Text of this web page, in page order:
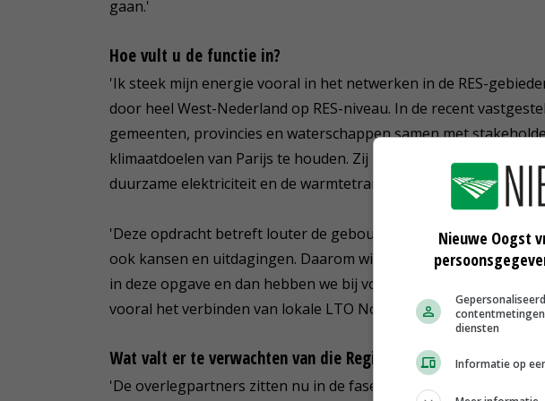
gaan.'
Hoe vult u de functie in?
'Ik steek mijn energie vooral in het netwerken in de RES-
door heel West-Nederland op RES-niveau. In de recent
gemeenten, provincies en waterschappen samen met
klimaatdoelen van Parijs te houden. Zij moeten keuzes maken
duurzame elektriciteit en de warmtetransitie in de praktijk
'Deze opdracht betreft louter de gebouwde omgeving, maar
ook kansen en uitdagingen. Daarom willen wij als LTO Noord
in deze opgave en dan hebben we bij voorkeur invloed op wat
vooral het verbinden van lokale LTO Noord-afdelingen aan de
Wat valt er te verwachten van die Regionale Energie
'De overlegpartners zitten nu in de fase van het verzamelen van
Nieuwe Oogst
diensten
Informatie op